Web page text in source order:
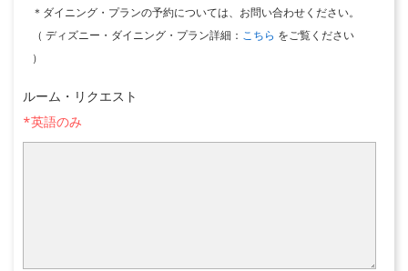
＊ダイニング・プランの予約については、お問い合わせください。
（ ディズニー・ダイニング・プラン詳細： こちら をご覧ください
）
ルーム・リクエスト
*英語のみ